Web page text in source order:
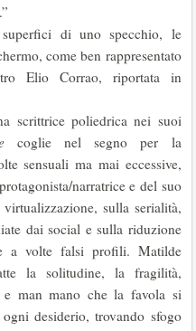
di uno specchio, le
come ben rappresentato
Elio Corrao, riportata in
scrittrice poliedrica nei suoi
coglie nel segno per la
sensuali ma mai eccessive,
narratrice e del suo
sulla serialità,
dai social e sulla riduzione
a volte falsi profili. Matilde
la solitudine, la fragilità,
e man mano che la favola si
desiderio, trovando sfogo